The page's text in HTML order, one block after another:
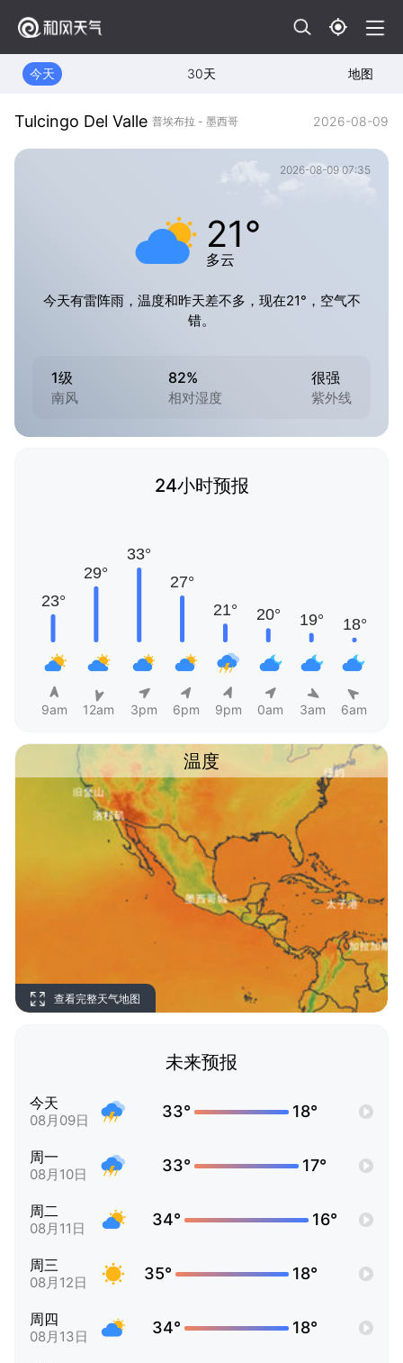
今天 30天 地图
Tulcingo Del Valle 普埃布拉 - 墨西哥 2026-08-09
2026-08-09 07:35
21°
多云
今天有雷阵雨，温度和昨天差不多，现在21°，空气不
错。
1级
南风
82%
相对湿度
很强
紫外线
24小时预报
9am 12am 3pm 6pm 9pm 0am 3am 6am
温度
查看完整天气地图
未来预报
今天
08月09日 33° 18°
周一
08月10日 33° 17°
周二
08月11日 34° 16°
周三
08月12日 35° 18°
周四
08月13日 34° 18°